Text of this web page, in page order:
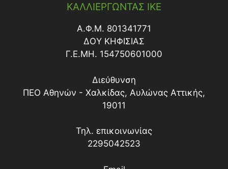
ΚΑΛΛΙΕΡΓΩΝΤΑΣ ΙΚΕ
Α.Φ.Μ. 801341771
ΔΟY ΚΗΦΙΣΙΑΣ
Γ.Ε.ΜΗ. 154750601000
Διεύθυνση
ΠΕΟ Αθηνών - Χαλκίδας, Αυλώνας Αττικής,
19011
Τηλ. επικοινωνίας
2295042523